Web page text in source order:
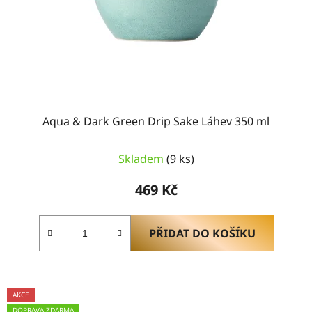
Aqua & Dark Green Drip Sake Láhev 350 ml
Skladem (9 ks)
469 Kč
PŘIDAT DO KOŠÍKU
AKCE
DOPRAVA ZDARMA